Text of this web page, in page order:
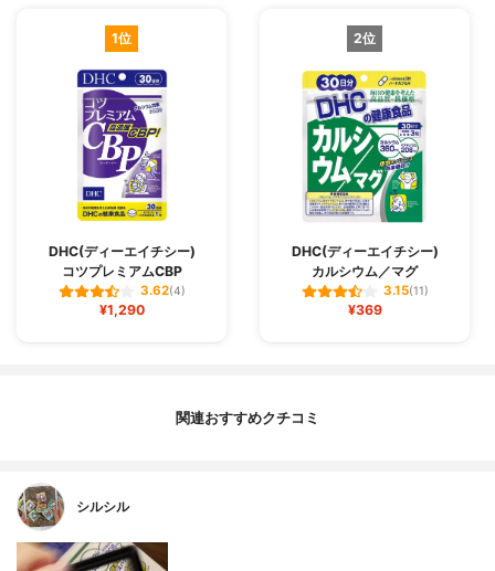
1位
DHC(ディーエイチシー)
コツプレミアムCBP
3.62(4)
¥1,290
2位
DHC(ディーエイチシー)
カルシウム／マグ
3.15(11)
¥369
関連おすすめクチコミ
シルシル